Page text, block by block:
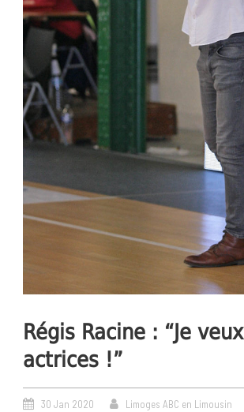
Régis Racine : “Je
actrices !”
30 Jan 2020 Limoges ABC en Limousin